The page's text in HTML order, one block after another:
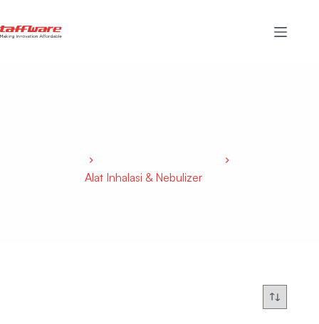
Alat Inhalasi & Nebulizer